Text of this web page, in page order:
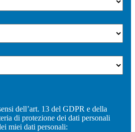
dell’art. 13 del GDPR e della
di protezione dei dati personali
miei dati personali: